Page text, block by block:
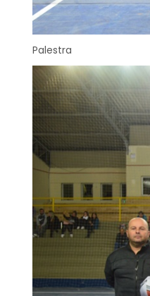
Palestra